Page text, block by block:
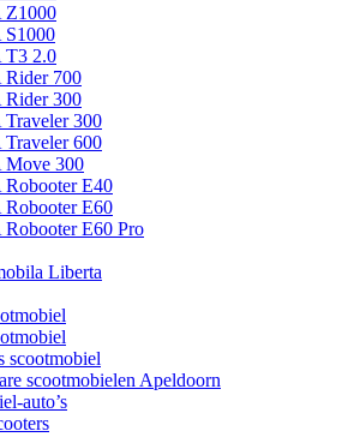
Z1000
T3 2.0
Rider 700
Rider 300
300
600
Move 300
E40
E60
E60 Pro
Liberta
scootmobiel
scootmobielen Apeldoorn
auto’s